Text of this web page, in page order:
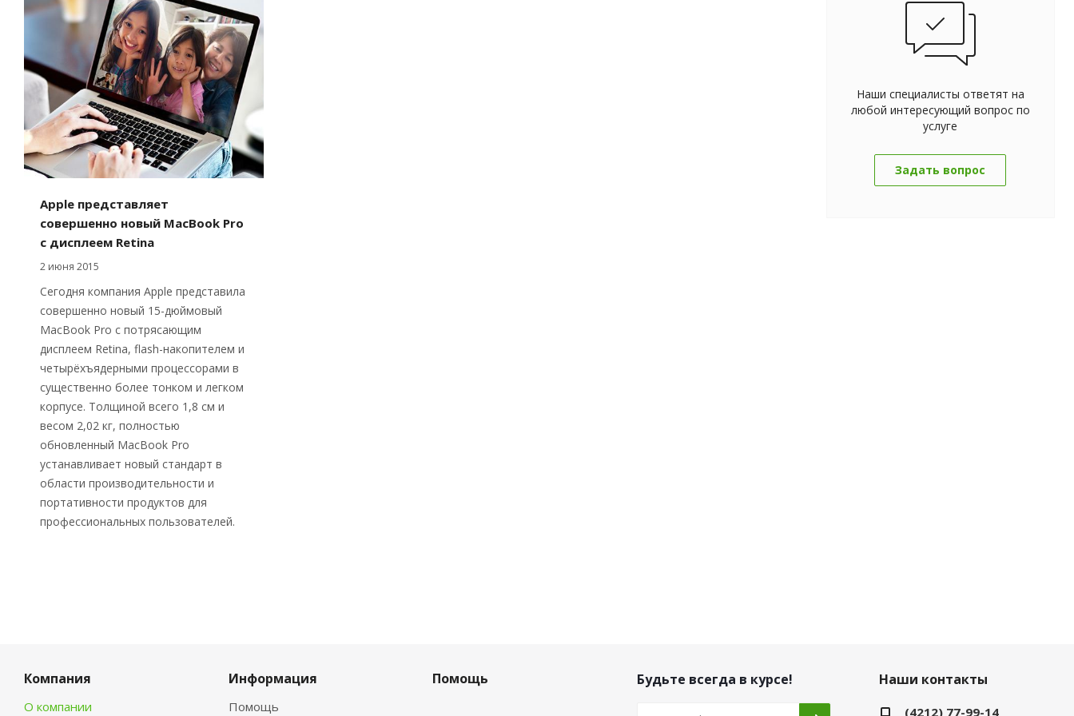
Apple представляет
совершенно новый MacBook Pro
с дисплеем Retina
2 июня 2015
Сегодня компания Apple представила
совершенно новый 15-дюймовый
MacBook Pro с потрясающим
дисплеем Retina, flash-накопителем и
четырёхъядерными процессорами в
существенно более тонком и легком
корпусе. Толщиной всего 1,8 см и
весом 2,02 кг, полностью
обновленный MacBook Pro
устанавливает новый стандарт в
области производительности и
портативности продуктов для
профессиональных пользователей.
Наши специалисты ответят на
любой интересующий вопрос по
услуге
Задать вопрос
Компания
О компании
Информация
Помощь
Помощь Будьте всегда в курсе! Наши контакты
(4212) 77-99-14